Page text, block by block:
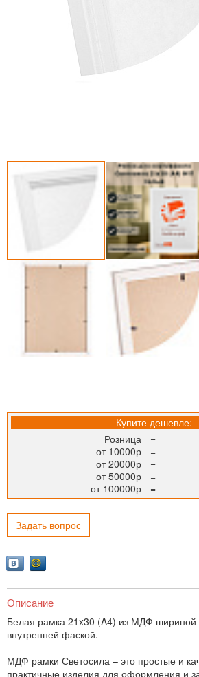
Купите дешевле:
Розница
=
от 10000р
=
от 20000р
=
от 50000р
=
от 100000р
=
Задать вопрос
Описание
Белая рамка 21x30 (A4) из МДФ
внутренней фаской.
МДФ рамки Светосила – это простые и
практичные изделия для оформления и